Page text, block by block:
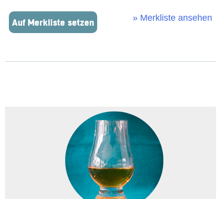
Auf Merkliste setzen
» Merkliste ansehen